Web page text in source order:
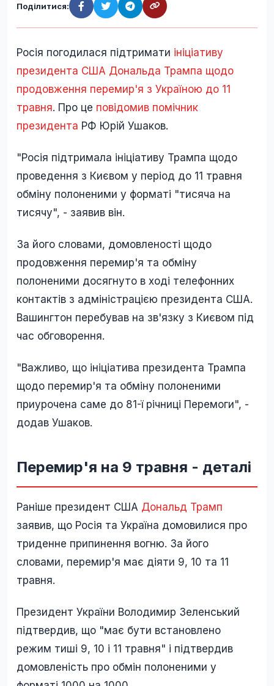
Поділитися:
Росія погодилася підтримати ініціативу
президента США Дональда Трампа щодо
продовження перемир'я з Україною до 11
травня. Про це повідомив помічник
президента РФ Юрій Ушаков.
"Росія підтримала ініціативу Трампа щодо
проведення з Києвом у період до 11 травня
обміну полоненими у форматі "тисяча на
тисячу", - заявив він.
За його словами, домовленості щодо
продовження перемир'я та обміну
полоненими досягнуто в ході телефонних
контактів з адміністрацією президента США.
Вашингтон перебував на зв'язку з Києвом під
час обговорення.
"Важливо, що ініціатива президента Трампа
щодо перемир'я та обміну полоненими
приурочена саме до 81-ї річниці Перемоги", -
додав Ушаков.
Перемир'я на 9 травня - деталі
Раніше президент США Дональд Трамп
заявив, що Росія та Україна домовилися про
триденне припинення вогню. За його
словами, перемир'я має діяти 9, 10 та 11
травня.
Президент України Володимир Зеленський
підтвердив, що "має бути встановлено
режим тиші 9, 10 і 11 травня" і підтвердив
домовленість про обмін полоненими у